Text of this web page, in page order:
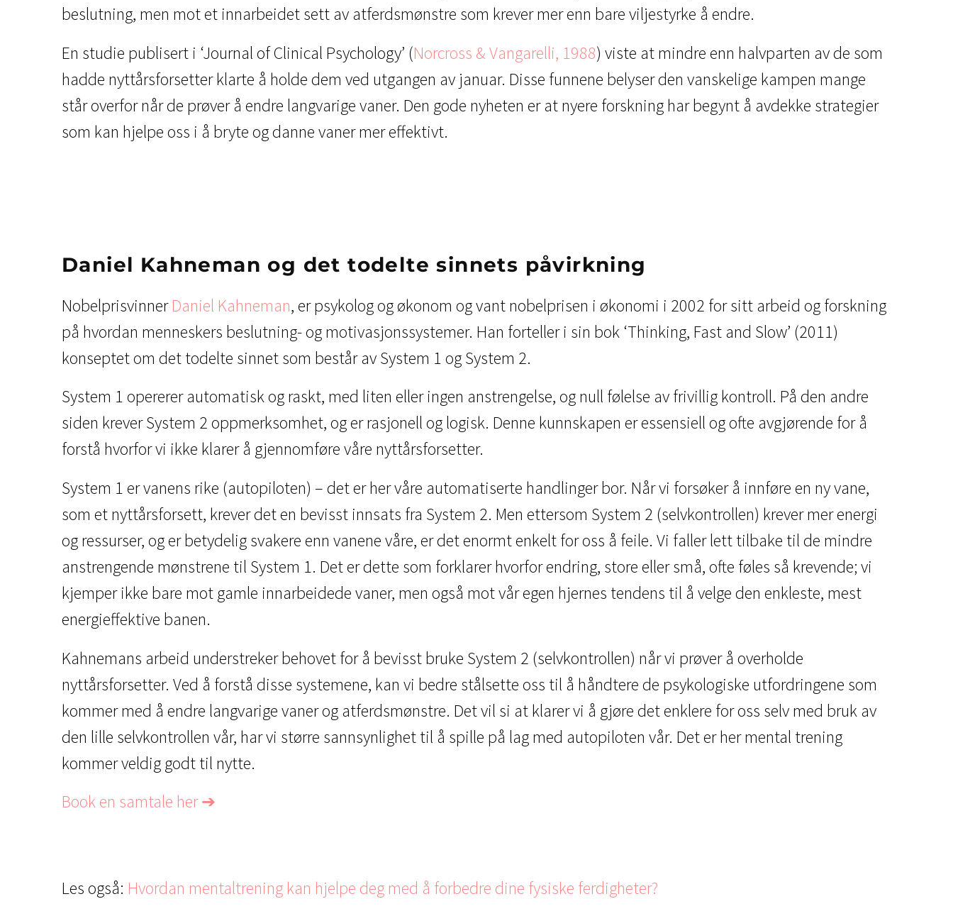
beslutning, men mot et innarbeidet sett av atferdsmønstre som krever mer enn bare viljestyrke å endre.
En studie publisert i ‘Journal of Clinical Psychology’ (Norcross & Vangarelli, 1988) viste at mindre enn halvparten av de som
hadde nyttårsforsetter klarte å holde dem ved utgangen av januar. Disse funnene belyser den vanskelige kampen mange
står overfor når de prøver å endre langvarige vaner. Den gode nyheten er at nyere forskning har begynt å avdekke strategier
som kan hjelpe oss i å bryte og danne vaner mer effektivt.
Daniel Kahneman og det todelte sinnets påvirkning
NobelprisvinnerDaniel Kahneman, er psykolog og økonom og vant nobelprisen i økonomi i 2002 for sitt arbeid og forskning
på hvordan menneskers beslutning- og motivasjonssystemer. Han forteller i sin bok ‘Thinking, Fast and Slow’ (2011)
konseptet om det todelte sinnet som består av System 1 og System 2.
System 1 opererer automatisk og raskt, med liten eller ingen anstrengelse, og null følelse av frivillig kontroll. På den andre
siden krever System 2 oppmerksomhet, og er rasjonell og logisk. Denne kunnskapen er essensiell og ofte avgjørende for å
forstå hvorfor vi ikke klarer å gjennomføre våre nyttårsforsetter.
System 1 er vanens rike (autopiloten) – det er her våre automatiserte handlinger bor. Når vi forsøker å innføre en ny vane,
som et nyttårsforsett, krever det en bevisst innsats fra System 2. Men ettersom System 2 (selvkontrollen) krever mer energi
og ressurser, og er betydelig svakere enn vanene våre, er det enormt enkelt for oss å feile. Vi faller lett tilbake til de mindre
anstrengende mønstrene til System 1. Det er dette som forklarer hvorfor endring, store eller små, ofte føles så krevende; vi
kjemper ikke bare mot gamle innarbeidede vaner, men også mot vår egen hjernes tendens til å velge den enkleste, mest
energieffektive banen.
Kahnemans arbeid understreker behovet for å bevisst bruke System 2 (selvkontrollen) når vi prøver å overholde
nyttårsforsetter. Ved å forstå disse systemene, kan vi bedre stålsette oss til å håndtere de psykologiske utfordringene som
kommer med å endre langvarige vaner og atferdsmønstre. Det vil si at klarer vi å gjøre det enklere for oss selv med bruk av
den lille selvkontrollen vår, har vi større sannsynlighet til å spille på lag med autopiloten vår. Det er her mental trening
kommer veldig godt til nytte.
Book en samtale her ➔
Les også: Hvordan mentaltrening kan hjelpe deg med å forbedre dine fysiske ferdigheter?